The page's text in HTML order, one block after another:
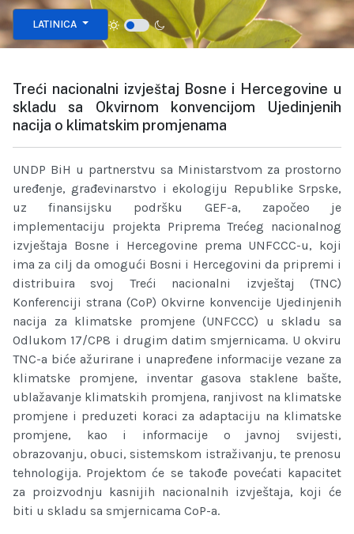
Izaberite vaš jezik
LATINICA
Treći nacionalni izvještaj Bosne i Hercegovine u
skladu sa Okvirnom konvencijom Ujedinjenih
nacija o klimatskim promjenama
UNDP BiH u partnerstvu sa Ministarstvom za prostorno
uređenje, građevinarstvo i ekologiju Republike Srpske,
uz finansijsku podršku GEF-a, započeo je
implementaciju projekta Priprema Trećeg nacionalnog
izvještaja Bosne i Hercegovine prema UNFCCC-u, koji
ima za cilj da omogući Bosni i Hercegovini da pripremi i
distribuira svoj Treći nacionalni izvještaj (TNC)
Konferenciji strana (CoP) Okvirne konvencije Ujedinjenih
nacija za klimatske promjene (UNFCCC) u skladu sa
Odlukom 17/CP8 i drugim datim smjernicama. U okviru
TNC-a biće ažurirane i unapređene informacije vezane za
klimatske promjene, inventar gasova staklene bašte,
ublažavanje klimatskih promjena, ranjivost na klimatske
promjene i preduzeti koraci za adaptaciju na klimatske
promjene, kao i informacije o javnoj svijesti,
obrazovanju, obuci, sistemskom istraživanju, te prenosu
tehnologija. Projektom će se takođe povećati kapacitet
za proizvodnju kasnijih nacionalnih izvještaja, koji će
biti u skladu sa smjernicama CoP-a.